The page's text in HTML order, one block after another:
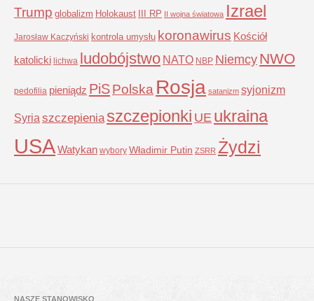
Trump globalizm Holokaust III RP II wojna światowa Izrael
Jarosław Kaczyński kontrola umysłu koronawirus Kościół
katolicki lichwa ludobójstwo NATO NBP NiemcyNWO
pedofilia pieniądz PiSPolska Rosja satanizm syjonizm
Syria szczepienia szczepionki UE ukraina
USAWatykan wybory Władimir Putin ZSRR Żydzi
NASZE STANOWISKO